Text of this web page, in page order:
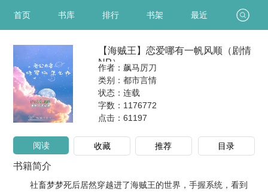
首页 书库 排行 书架 最近
【海贼王】恋爱哪有一帆风顺（剧情
NP）
作者：飙马厉刀
类别：都市言情
状态：连载
字数：1176772
点击： 61197
阅读 收藏 推荐 目录
书籍简介
社畜梦梦死后居然穿越进了海贼王的世界，手握系统，看到